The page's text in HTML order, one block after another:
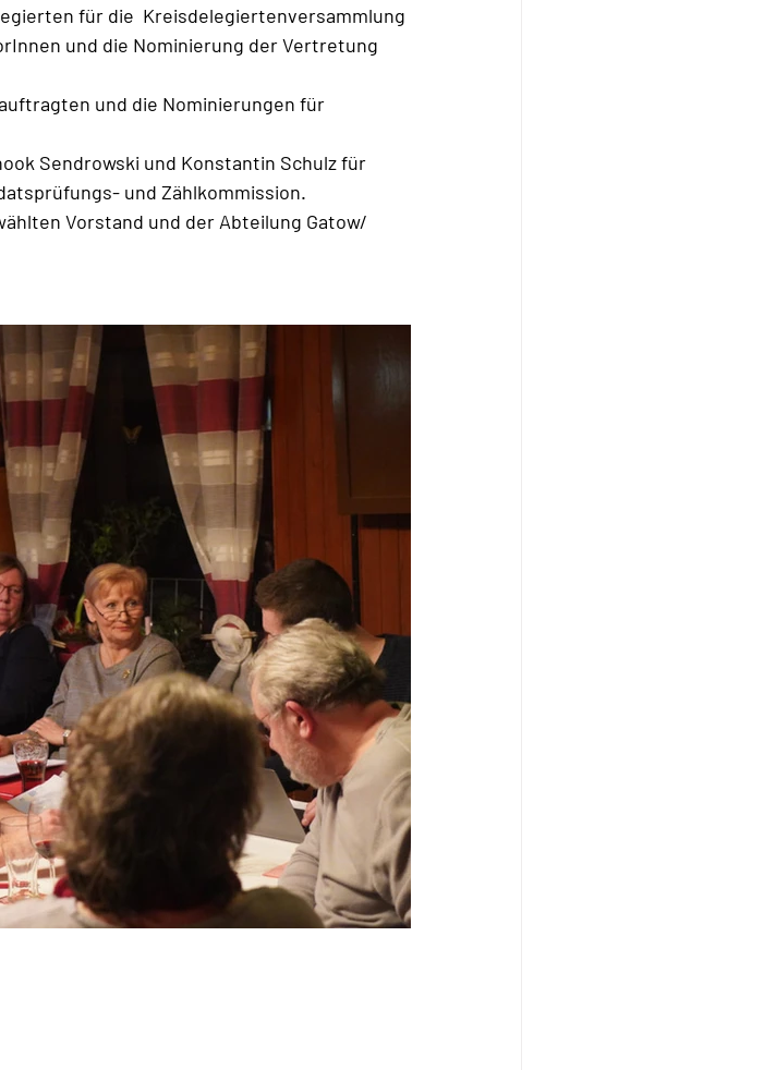
für die  Kreisdelegiertenversammlung
und die Nominierung der Vertretung
und die Nominierungen für
Sendrowski und Konstantin Schulz für
und Zählkommission.
Vorstand und der Abteilung Gatow/